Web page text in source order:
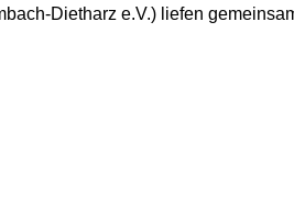
Dietharz e.V.) liefen